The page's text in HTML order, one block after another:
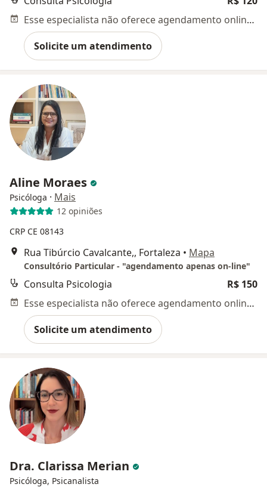
Esse especialista não oferece agendamento online para esse endereço.
Solicite um atendimento
Aline Moraes
Psicóloga · Mais
12 opiniões
CRP CE 08143
Rua Tibúrcio Cavalcante,, Fortaleza • Mapa
Consultório Particular - "agendamento apenas on-line"
Consulta Psicologia
R$ 150
Esse especialista não oferece agendamento online para esse endereço.
Solicite um atendimento
Dra. Clarissa Merian
Psicóloga, Psicanalista